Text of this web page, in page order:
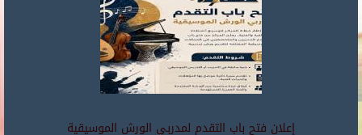
إعلان فتح باب التقدم لمدربي الورش الموسيقية